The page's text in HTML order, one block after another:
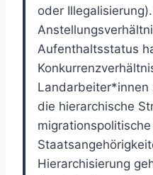
oder
Aufenthaltsstatus
Landarbeiter*innen
die hierarchische
Hierarchisierung